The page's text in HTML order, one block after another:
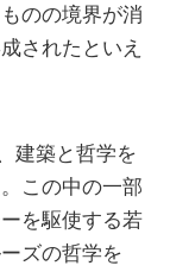
のの境界が消
されたといえ
建築と哲学を
この中の一部
を駆使する若
ズの哲学を